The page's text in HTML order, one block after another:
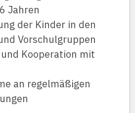
Jahren
der Kinder in den
Vorschulgruppen
Kooperation mit
an regelmäßigen